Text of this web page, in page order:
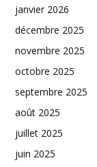
janvier 2026
décembre 2025
novembre 2025
octobre 2025
septembre 2025
août 2025
juillet 2025
juin 2025